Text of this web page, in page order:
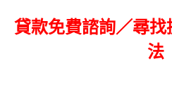
貸款免費諮詢／尋找
法